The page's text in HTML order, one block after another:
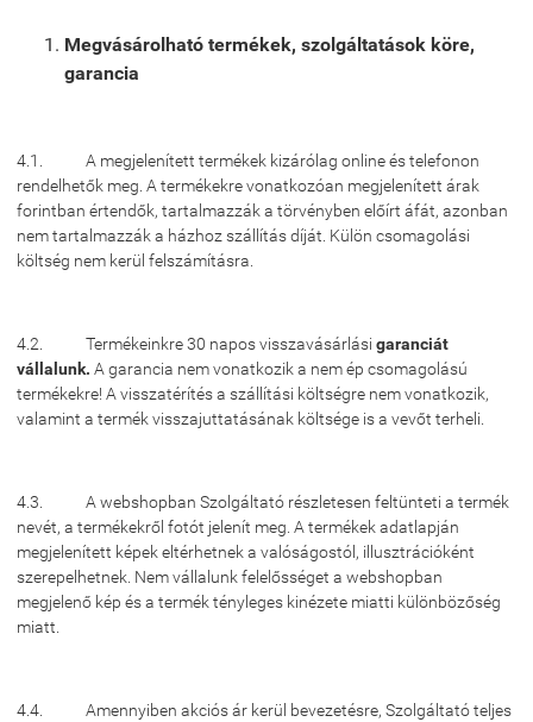
Megvásárolható termékek, szolgáltatások köre,
garancia
4.1. A megjelenített termékek kizárólag online és telefonon
rendelhetők meg. A termékekre vonatkozóan megjelenített árak
forintban értendők, tartalmazzák a törvényben előírt áfát, azonban
nem tartalmazzák a házhoz szállítás díját. Külön csomagolási
költség nem kerül felszámításra.
4.2. Termékeinkre 30 napos visszavásárlási garanciát
vállalunk. A garancia nem vonatkozik a nem ép csomagolású
termékekre! A visszatérítés a szállítási költségre nem vonatkozik,
valamint a termék visszajuttatásának költsége is a vevőt terheli.
4.3. A webshopban Szolgáltató részletesen feltünteti a termék
nevét, a termékekről fotót jelenít meg. A termékek adatlapján
megjelenített képek eltérhetnek a valóságostól, illusztrációként
szerepelhetnek. Nem vállalunk felelősséget a webshopban
megjelenő kép és a termék tényleges kinézete miatti különbözőség
miatt.
4.4. Amennyiben akciós ár kerül bevezetésre, Szolgáltató teljes